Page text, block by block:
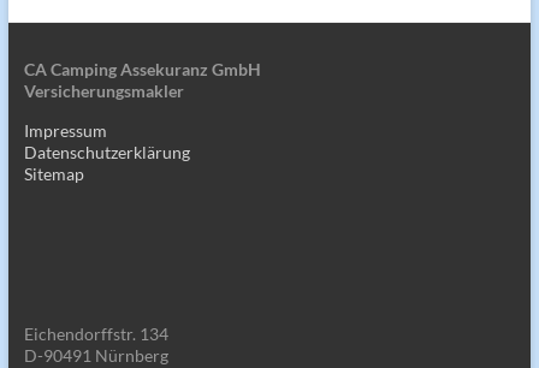
CA Camping Assekuranz GmbH
Versicherungsmakler
Impressum
Datenschutzerklärung
Sitemap
Eichendorffstr. 134
D-90491 Nürnberg